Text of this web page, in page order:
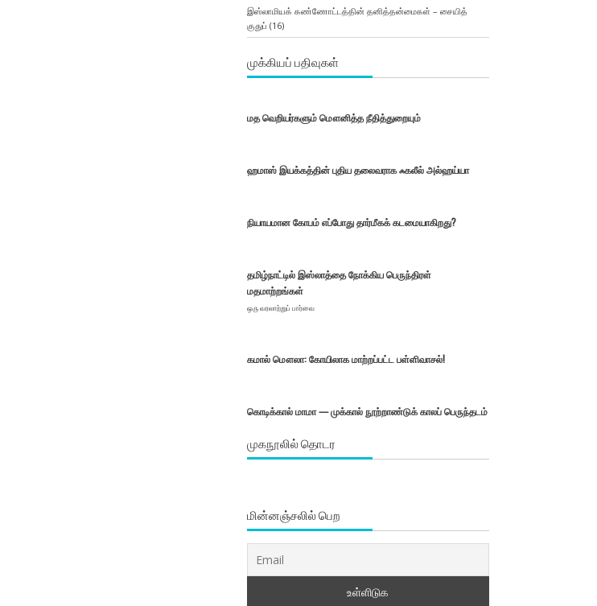
இஸ்லாமியக் கண்ணோட்டத்தின் தனித்தன்மைகள் – சையித்
குதுப் (16)
முக்கியப் பதிவுகள்
மத வெறியர்களும் மௌனித்த நீதித்துறையும்
ஹமாஸ் இயக்கத்தின் புதிய தலைவராக ஃகலீல் அல்ஹய்யா
நியாயமான கோபம் எப்போது தார்மீகக் கடமையாகிறது?
தமிழ்நாட்டில் இஸ்லாத்தை நோக்கிய பெருந்திரள்
மதமாற்றங்கள்
ஒரு வரலாற்றுப் பார்வை
கமால் மௌலா: கோயிலாக மாற்றப்பட்ட பள்ளிவாசல்!
கொடிக்கால் மாமா — முக்கால் நூற்றாண்டுக் காலப் பெருந்தடம்
முகநூலில் தொடர
மின்னஞ்சலில் பெற